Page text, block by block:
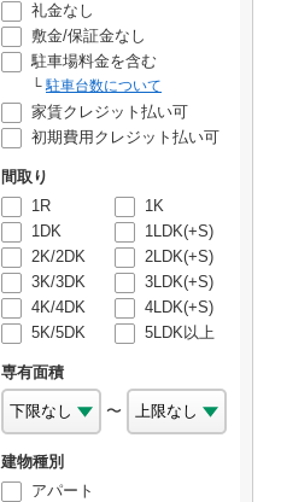
礼金なし
敷金/保証金なし
駐車場料金を含む
駐車台数について
家賃クレジット払い可
初期費用クレジット払い可
間取り
1R
1K
1DK
1LDK(+S)
2K/2DK
2LDK(+S)
3K/3DK
3LDK(+S)
4K/4DK
4LDK(+S)
5K/5DK
5LDK以上
専有面積
〜
建物種別
アパート